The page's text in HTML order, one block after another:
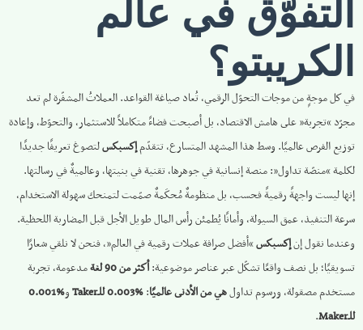
التفوّق في عالم
الكريبتو؟
في كل موجةٍ من موجات التحوّل الرقمي، تُعاد صياغة القواعد. العملاتُ المشفّرة لم تعد
مجرّد “تجربة” على هامش الاقتصاد، بل أصبحت فضاءً متكاملاً للاستثمار، والتحوّط، وإعادة
توزيع الفرص عالميًا. وسط هذا المشهد المتسارع، تتقدّمإكسبكسلتصوغ تعريفًا جديدًا
لكلمة “منصّة تداول”: منصة إنسانية في جوهرها، تقنية في بنيتها، وعالميةٌ في رسالتها.
إنها ليست واجهةً رقميةً فحسب، بل منظومةٌ مُحكَمةٌ صمّمت لتمنحك سهولة الاستخدام،
سرعة التنفيذ، عمق السيولة، وأمانًا يُطمئن رأس المال طويل الأجل قبل المضاربة اللحظية.
وعندما نقول إنإكسبكس“أفضل صرافة عملات رقمية في العالم”، فنحن لا نلقي شعارًا
تسويقيًا؛ بل نصف واقعًا تشكّل عبر عناصر موضوعية:أكثر من 90 لغة
مدعومة، تجربة
مستخدم مصقولة، ورسوم تداولهي من الأدنى عالميًا:‎0.003%‎ للـTaker و‎0.001%‎
للـMaker
.